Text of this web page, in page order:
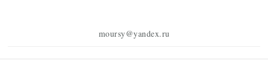
moursy@yandex.ru